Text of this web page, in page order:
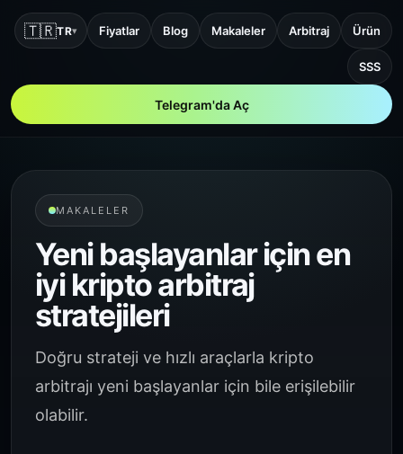
🇹🇷TR▾ Fiyatlar Blog Makaleler Arbitraj Ürün
SSS
Telegram'da Aç
MAKALELER
Yeni başlayanlar için en
iyi kripto arbitraj
stratejileri
Doğru strateji ve hızlı araçlarla kripto
arbitrajı yeni başlayanlar için bile erişilebilir
olabilir.